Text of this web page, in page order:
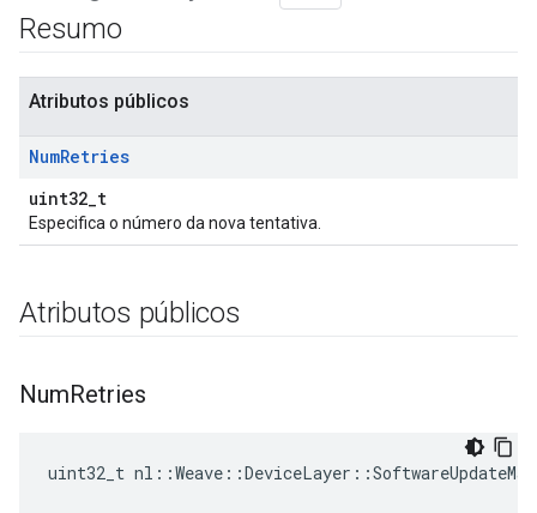
Resumo
Atributos públicos
NumRetries
uint32_t
Especifica o número da nova tentativa.
Atributos públicos
NumRetries
uint32_t